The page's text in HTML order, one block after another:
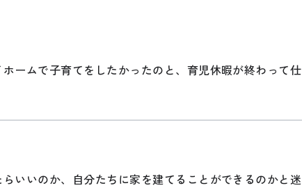
ームで子育てをしたかったのと、育児休暇が終わって仕
いいのか、自分たちに家を建てることができるのかと迷